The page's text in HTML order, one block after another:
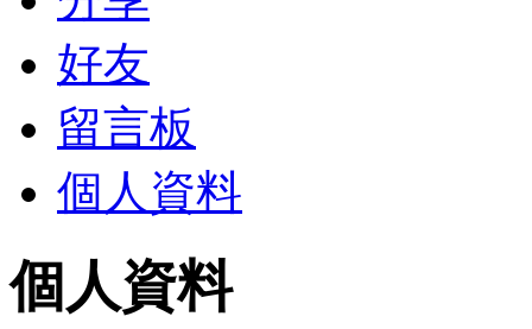
好友
留言板
個人資料
個人資料